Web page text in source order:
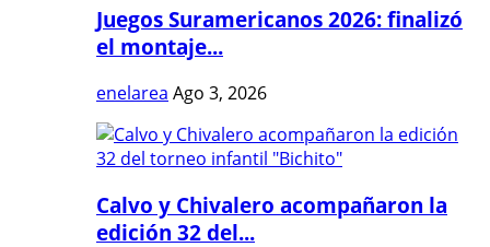
Juegos Suramericanos 2026: finalizó
el montaje...
enelarea Ago 3, 2026
Calvo y Chivalero acompañaron la
edición 32 del...